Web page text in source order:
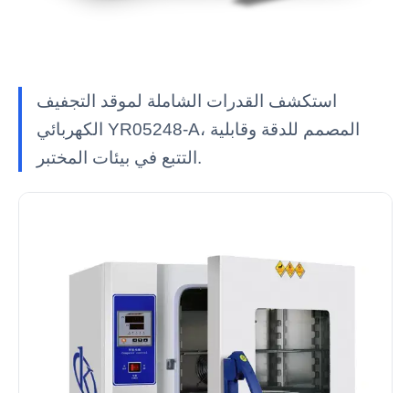
استكشف القدرات الشاملة لموقد التجفيف
الكهربائي YR05248-A، المصمم للدقة وقابلية
التتبع في بيئات المختبر.